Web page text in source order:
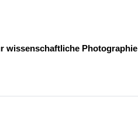
wissenschaftliche Photographie